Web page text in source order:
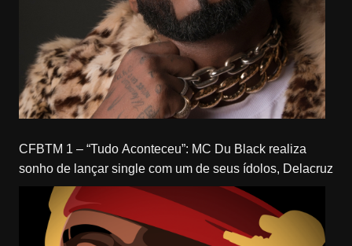
CFBTM 1 – “Tudo Aconteceu”: MC Du Black realiza
sonho de lançar single com um de seus ídolos, Delacruz